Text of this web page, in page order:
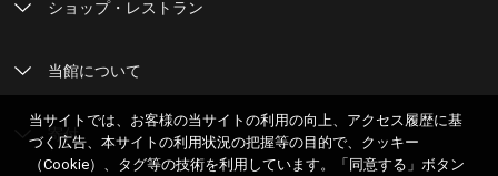
当サイトでは、お客様の当サイトの利用の向上、アクセス履歴に基
づく広告、本サイトの利用状況の把握等の目的で、クッキー
（Cookie）、タグ等の技術を利用しています。「同意する」ボタン
ショップ・レストラン
当館について
寄付